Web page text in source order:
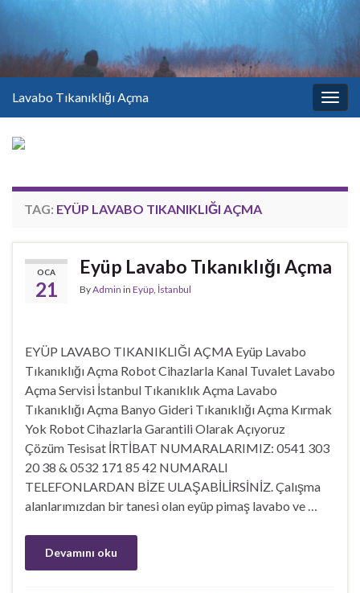
Lavabo Tıkanıklığı Açma
TAG: EYÜP LAVABO TIKANIKLIĞI AÇMA
OCA
21
Eyüp Lavabo Tıkanıklığı Açma
ByAdmin in Eyüp İstanbul
EYÜP LAVABO TIKANIKLIĞI AÇMA Eyüp Lavabo
Tıkanıklığı Açma Robot Cihazlarla Kanal Tuvalet Lavabo
Açma Servisi İstanbul Tıkanıklık Açma Lavabo
Tıkanıklığı Açma Banyo Gideri Tıkanıklığı Açma Kırmak
Yok Robot Cihazlarla Garantili Olarak Açıyoruz
Çözüm Tesisat İRTİBAT NUMARALARIMIZ: 0541 303
20 38 & 0532 171 85 42 NUMARALI
TELEFONLARDAN BİZE ULAŞABİLİRSİNİZ. Çalışma
alanlarımızdan bir tanesi olan eyüp pimaş lavabo ve …
Devamını oku